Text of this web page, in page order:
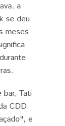
a
se deu
meses
bar, Tati
CDD
e